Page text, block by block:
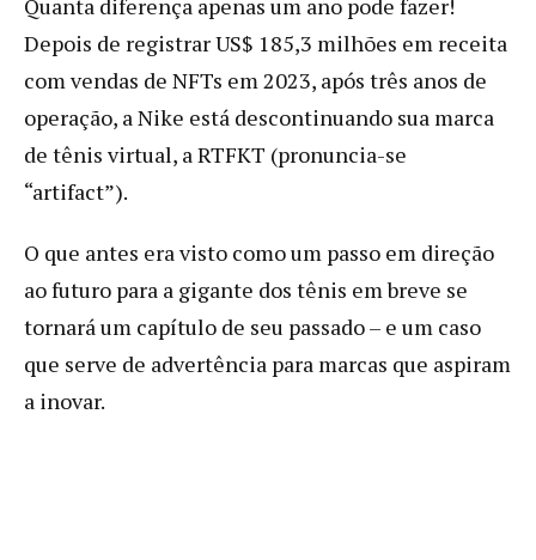
Quanta diferença apenas um ano pode fazer!
Depois de registrar US$ 185,3 milhões em receita
com vendas de NFTs em 2023, após três anos de
operação, a Nike está descontinuando sua marca
de tênis virtual, a RTFKT (pronuncia-se
“artifact”).
O que antes era visto como um passo em direção
ao futuro para a gigante dos tênis em breve se
tornará um capítulo de seu passado – e um caso
que serve de advertência para marcas que aspiram
a inovar.